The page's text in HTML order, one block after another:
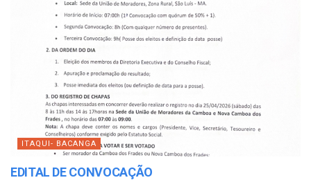
ITAQUI- BACANGA
EDITAL DE CONVOCAÇÃO